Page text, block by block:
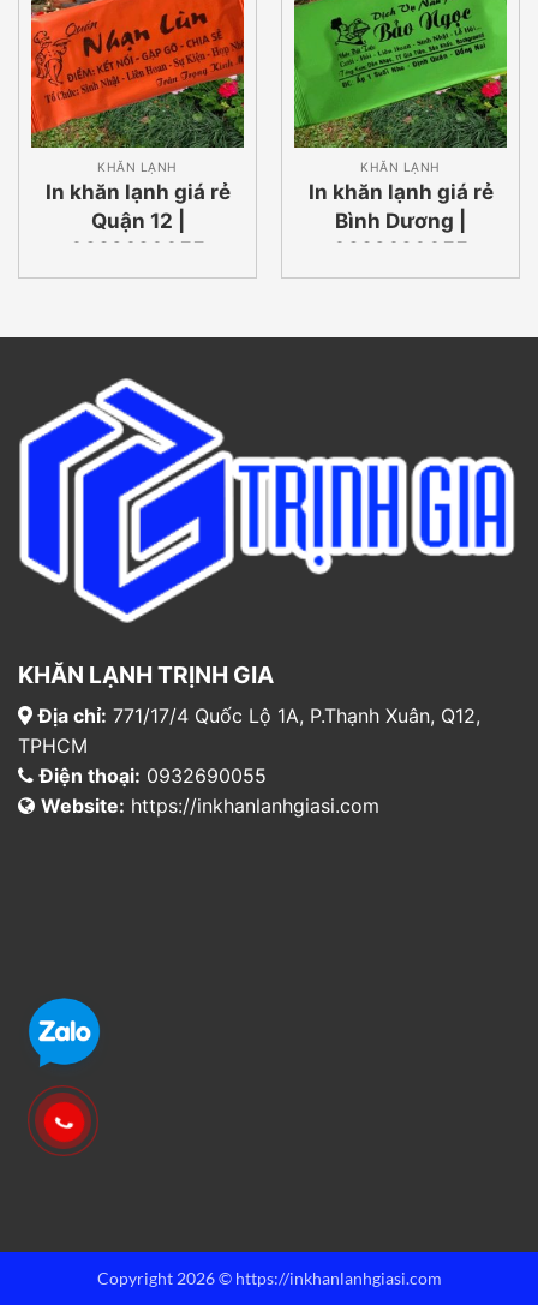
KHĂN LẠNH
In khăn lạnh giá rẻ
Quận 12 |
0932690055
KHĂN LẠNH
In khăn lạnh giá rẻ
Bình Dương |
0932690055
KHĂN LẠNH TRỊNH GIA
Địa chỉ: 771/17/4 Quốc Lộ 1A, P.Thạnh Xuân, Q12,
TPHCM
Điện thoại: 0932690055
Website: https://inkhanlanhgiasi.com
Copyright 2026 © https://inkhanlanhgiasi.com